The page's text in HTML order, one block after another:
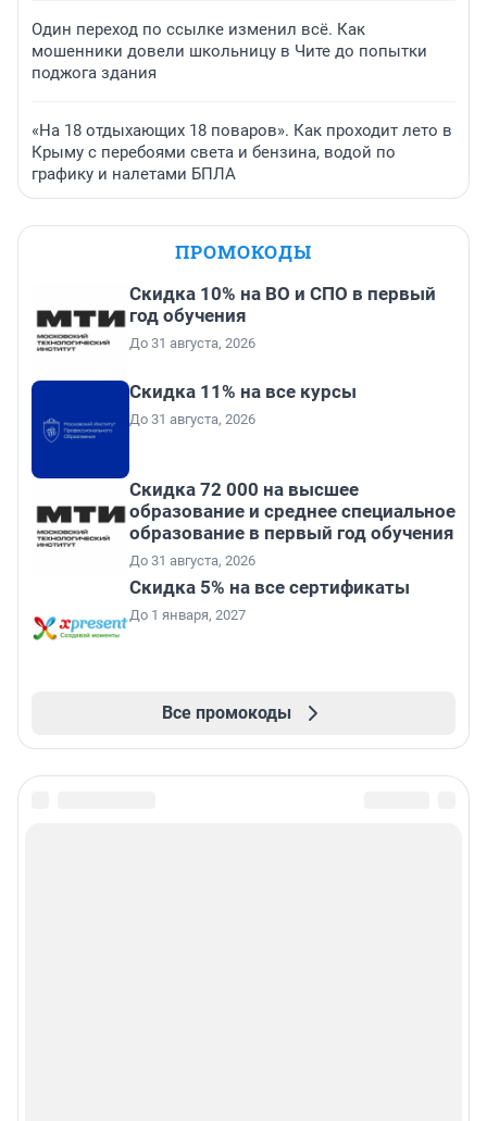
Один переход по ссылке изменил всё. Как
мошенники довели школьницу в Чите до попытки
поджога здания
«На 18 отдыхающих 18 поваров». Как проходит лето в
Крыму с перебоями света и бензина, водой по
графику и налетами БПЛА
ПРОМОКОДЫ
Скидка 10% на ВО и СПО в первый
год обучения
До 31 августа, 2026
Скидка 11% на все курсы
До 31 августа, 2026
Скидка 72 000 на высшее
образование и среднее специальное
образование в первый год обучения
До 31 августа, 2026
Скидка 5% на все сертификаты
До 1 января, 2027
Все промокоды